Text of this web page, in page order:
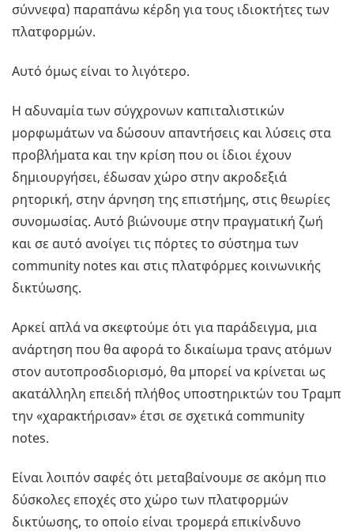
σύννεφα) παραπάνω κέρδη για τους ιδιοκτήτες των
πλατφορμών.
Αυτό όμως είναι το λιγότερο.
Η αδυναμία των σύγχρονων καπιταλιστικών
μορφωμάτων να δώσουν απαντήσεις και λύσεις στα
προβλήματα και την κρίση που οι ίδιοι έχουν
δημιουργήσει, έδωσαν χώρο στην ακροδεξιά
ρητορική, στην άρνηση της επιστήμης, στις θεωρίες
συνομωσίας. Αυτό βιώνουμε στην πραγματική ζωή
και σε αυτό ανοίγει τις πόρτες το σύστημα των
community notes και στις πλατφόρμες κοινωνικής
δικτύωσης.
Αρκεί απλά να σκεφτούμε ότι για παράδειγμα, μια
ανάρτηση που θα αφορά το δικαίωμα τρανς ατόμων
στον αυτοπροσδιορισμό, θα μπορεί να κρίνεται ως
ακατάλληλη επειδή πλήθος υποστηρικτών του Τραμπ
την «χαρακτήρισαν» έτσι σε σχετικά community
notes.
Είναι λοιπόν σαφές ότι μεταβαίνουμε σε ακόμη πιο
δύσκολες εποχές στο χώρο των πλατφορμών
δικτύωσης, το οποίο είναι τρομερά επικίνδυνο